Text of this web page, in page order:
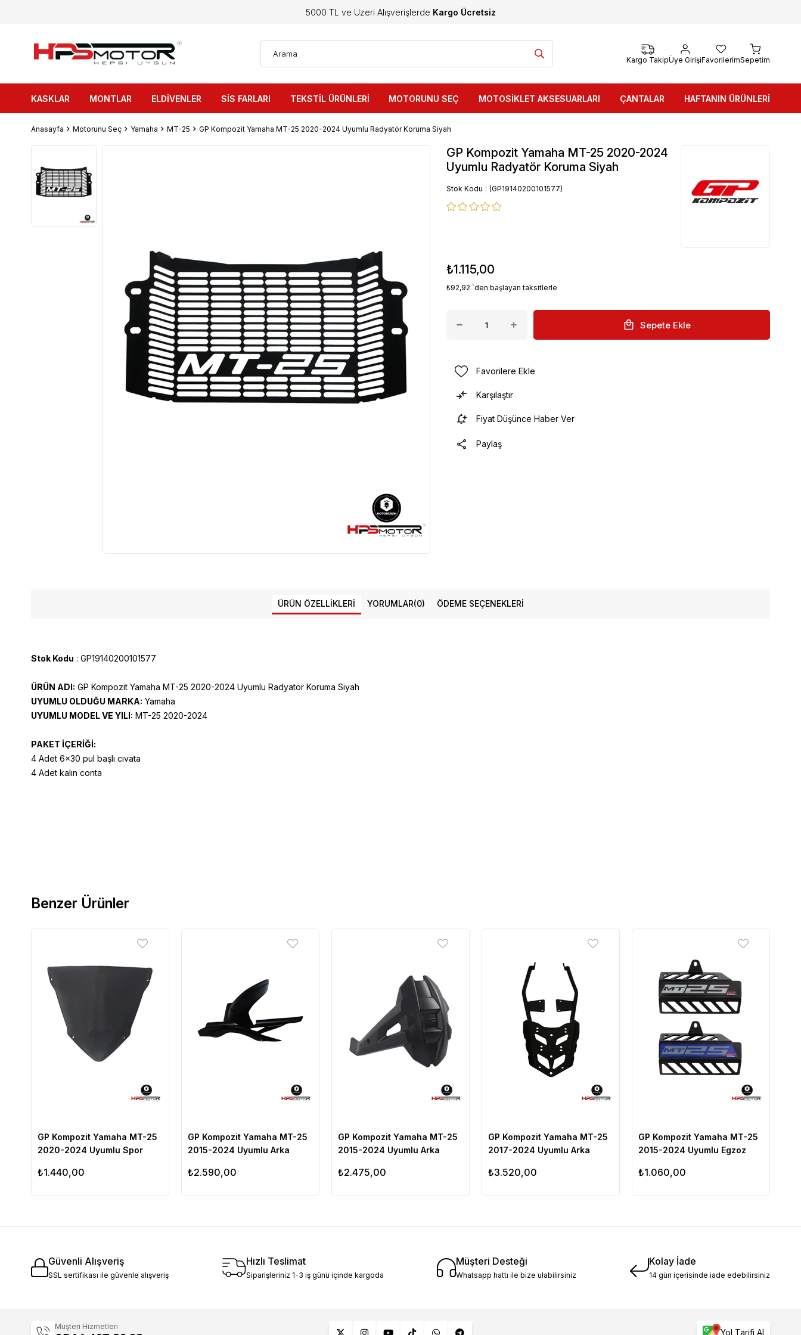
5000 TL ve Üzeri Alışverişlerde Kargo Ücretsiz
Kargo TakipÜye GirişiFavorilerimSepetim
KASKLAR MONTLAR ELDİVENLER SİS FARLARI TEKSTİL ÜRÜNLERİ MOTORUNU SEÇ MOTOSİKLET AKSESUARLARI ÇANTALAR HAFTANIN ÜRÜNLERİ
Anasayfa Motorunu Seç Yamaha MT-25 GP Kompozit Yamaha MT-25 2020-2024 Uyumlu Radyatör Koruma Siyah
GP Kompozit Yamaha MT-25 2020-2024
Uyumlu Radyatör Koruma Siyah
Stok Kodu (GP19140200101577)
₺1.115,00
₺92,92 `den başlayan taksitlerle
Favorilere Ekle
Karşılaştır
Fiyat Düşünce Haber Ver
Paylaş
ÜRÜN ÖZELLIKLERI YORUMLAR(0) ÖDEME SEÇENEKLERI
Stok Kodu : GP19140200101577
ÜRÜN ADI: GP Kompozit Yamaha MT-25 2020-2024 Uyumlu Radyatör Koruma Siyah
UYUMLU OLDUĞU MARKA: Yamaha
UYUMLU MODEL VE YILI: MT-25 2020-2024
PAKET İÇERİĞİ:
4 Adet 6x30 pul başlı cıvata
4 Adet kalın conta
Benzer Ürünler
GP Kompozit Yamaha MT-25
2020-2024 Uyumlu Spor
₺1.440,00
GP Kompozit Yamaha MT-25
2015-2024 Uyumlu Arka
₺2.590,00
GP Kompozit Yamaha MT-25
2015-2024 Uyumlu Arka
₺2.475,00
GP Kompozit Yamaha MT-25
2017-2024 Uyumlu Arka
₺3.520,00
GP Kompozit Yamaha MT-25
2015-2024 Uyumlu Egzoz
₺1.060,00
Güvenli Alışveriş
SSL sertifikası ile güvenle alışveriş
Hızlı Teslimat
Siparişleriniz 1-3 iş günü içinde kargoda
Müşteri Desteği
Whatsapp hattı ile bize ulabilirsiniz
Kolay İade
14 gün içerisinde iade edebilirsiniz
Müşteri Hizmetleri
Yol Tarifi Al